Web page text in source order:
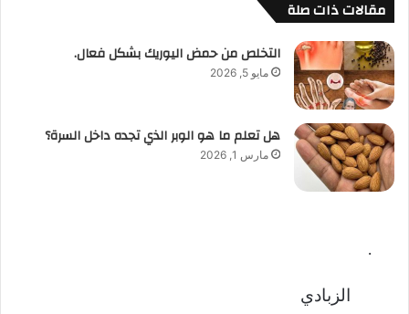
مقالات ذات صلة
التخلص من حمض اليوريك بشكل فعال.
مايو 5, 2026
هل تعلم ما هو الوبر الذي تجده داخل السرة؟
مارس 1, 2026
·
الزبادي